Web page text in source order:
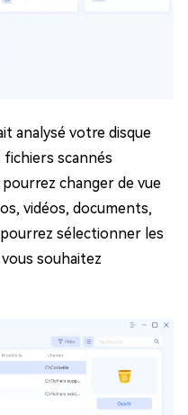
analysé votre disque
fichiers scannés
changer de vue
vidéos, documents,
sélectionner les
souhaitez